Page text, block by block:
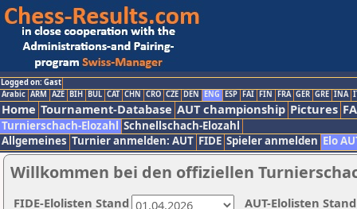
Logged on: Gast
Arabic ARM AZE BIH BUL CAT CHN CRO CZE DEN ENG ESP FAI FIN FRA GER GRE INA
Home Tournament-Database AUT championship Pictures
Turnierschach-Elozahl Schnellschach-Elozahl
Allgemeines Turnier anmelden: AUT FIDE Spieler anmelden Elo
Willkommen bei den offiziellen
AUT-Elolisten
FIDE-Elolisten Stand